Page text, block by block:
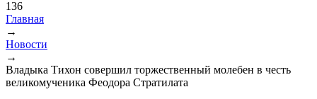
136
Вы здесь
Главная
→
Новости
→
Владыка Тихон совершил торжественный молебен в честь
великомученика Феодора Стратилата